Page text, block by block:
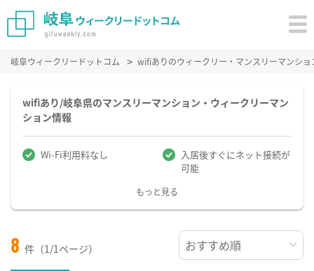
岐阜ウィークリードットコム wifiありのウィークリー・マンスリーマンショ
wifiあり/岐阜県のマンスリーマンション・ウィークリーマン
ション情報
Wi-Fi利用料なし
入居後すぐにネット接続が
可能
もっと見る
8 件（1/1ページ）